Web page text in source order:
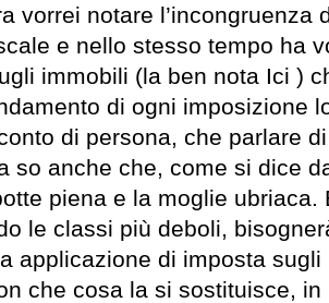
vorrei notare l’incongruenza
e nello stesso tempo ha
immobili (la ben nota Ici )
di ogni imposizione
di persona, che parlare
so anche che, come si dice
piena e la moglie ubriaca.
le classi più deboli,
applicazione di imposta
che cosa la si sostituisce,